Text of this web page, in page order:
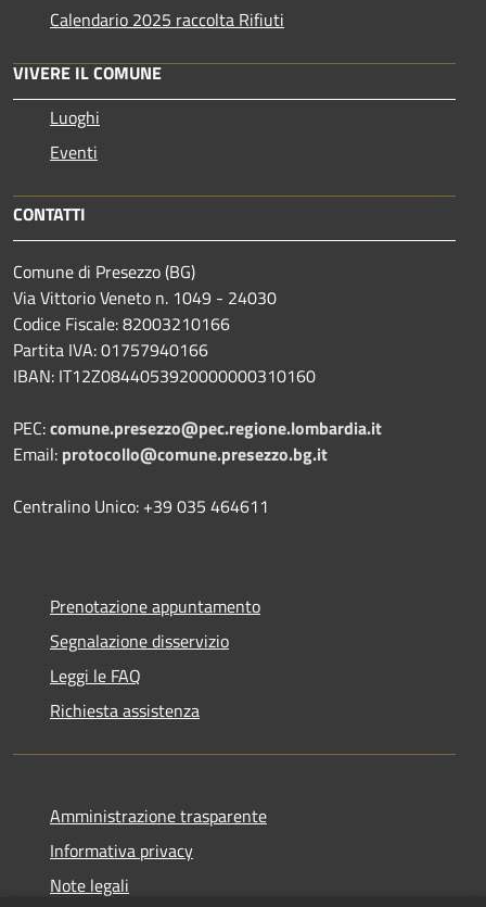
Calendario 2025 raccolta Rifiuti
VIVERE IL COMUNE
Luoghi
Eventi
CONTATTI
Comune di Presezzo (BG)
Via Vittorio Veneto n. 1049 - 24030
Codice Fiscale: 82003210166
Partita IVA: 01757940166
IBAN: IT12Z0844053920000000310160
PEC:comune.presezzo@pec.regione.lombardia.it
Email: protocollo@comune.presezzo.bg.it
Centralino Unico: +39 035 464611
Prenotazione appuntamento
Segnalazione disservizio
Leggi le FAQ
Richiesta assistenza
Amministrazione trasparente
Informativa privacy
Note legali